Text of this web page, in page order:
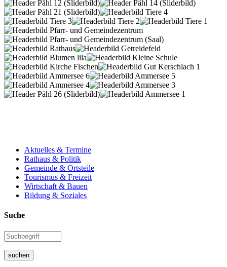
Aktuelles & Termine
Rathaus & Politik
Gemeinde & Ortsteile
Tourismus & Freizeit
Wirtschaft & Bauen
Bildung & Soziales
Suche
suchen